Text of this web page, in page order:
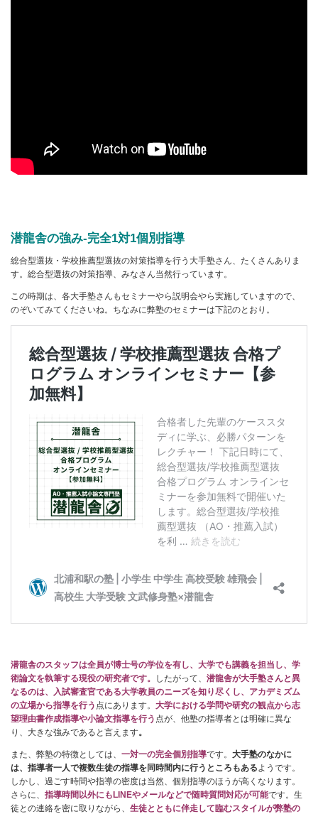
潜龍舎の強み-完全1対1個別指導
総合型選抜・学校推薦型選抜の対策指導を行う大手塾さん、たくさんありま
す。総合型選抜の対策指導、みなさん当然行っています。
この時期は、各大手塾さんもセミナーやら説明会やら実施していますので、
のぞいてみてくださいね。ちなみに弊塾のセミナーは下記のとおり。
潜龍舎のスタッフは全員が博士号の学位を有し、大学でも講義を担当し、学
術論文を執筆する現役の研究者です。
したがって、 潜龍舎が大手塾さんと異
なるのは、入試審査官である大学教員のニーズを知り尽くし、アカデミズム
の立場から指導を行う 点にあります。 大学における学問や研究の観点から志
望理由書作成指導や小論文指導を行う 点が、他塾の指導者とは明確に異な
り、大きな強みであると言えます。
また、弊塾の特徴としては、 一対一の完全個別指導です。 大手塾のなかに
は、指導者一人で複数生徒の指導を同時間内に行うところもあるようです。
しかし、過ごす時間や指導の密度は当然、個別指導のほうが高くなります。
さらに、 指導時間以外にもLINEやメールなどで随時質問対応が可能です。生
徒との連絡を密に取りながら、 生徒とともに伴走して臨むスタイルが弊塾の